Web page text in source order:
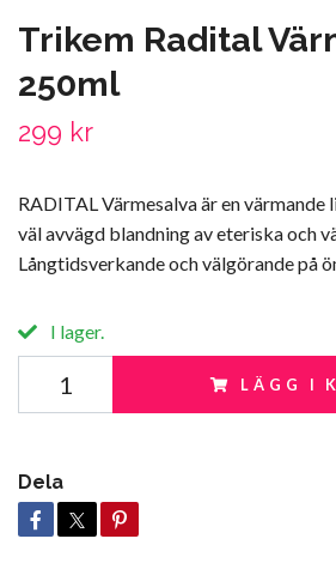
Trikem Radital
250ml
299 kr
RADITAL Värmesalva är en värmande
väl avvägd blandning av eteriska och
Långtidsverkande och välgörande på
I lager.
LÄGG I
Dela